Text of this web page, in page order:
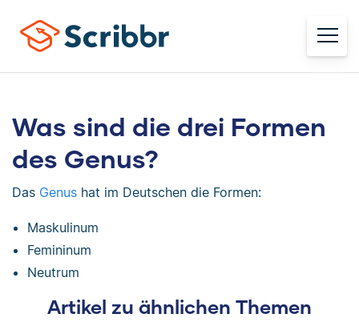
Was sind die drei Formen
des Genus?
Das Genus hat im Deutschen die Formen:
Maskulinum
Femininum
Neutrum
Artikel zu ähnlichen Themen